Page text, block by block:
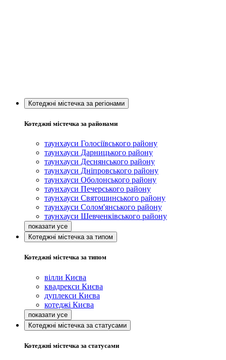
Котеджні містечка за регіонами
Котеджні містечка за районами
таунхауси Голосіївського району
таунхауси Дарницького району
таунхауси Деснянського району
таунхауси Дніпровського району
таунхауси Оболонського району
таунхауси Печерського району
таунхауси Святошинського району
таунхауси Солом'янського району
таунхауси Шевченківського району
Котеджні містечка за типом
Котеджні містечка за типом
вілли Києва
квадрекси Києва
дуплекси Києва
котеджі Києва
Котеджні містечка за статусами
Котеджні містечка за статусами